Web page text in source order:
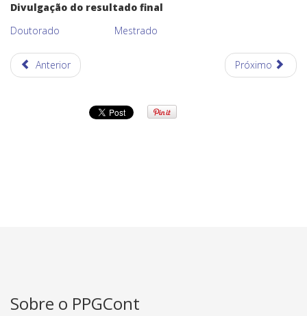
Divulgação do resultado final
Doutorado
Mestrado
Anterior Próximo
Sobre o PPGCont